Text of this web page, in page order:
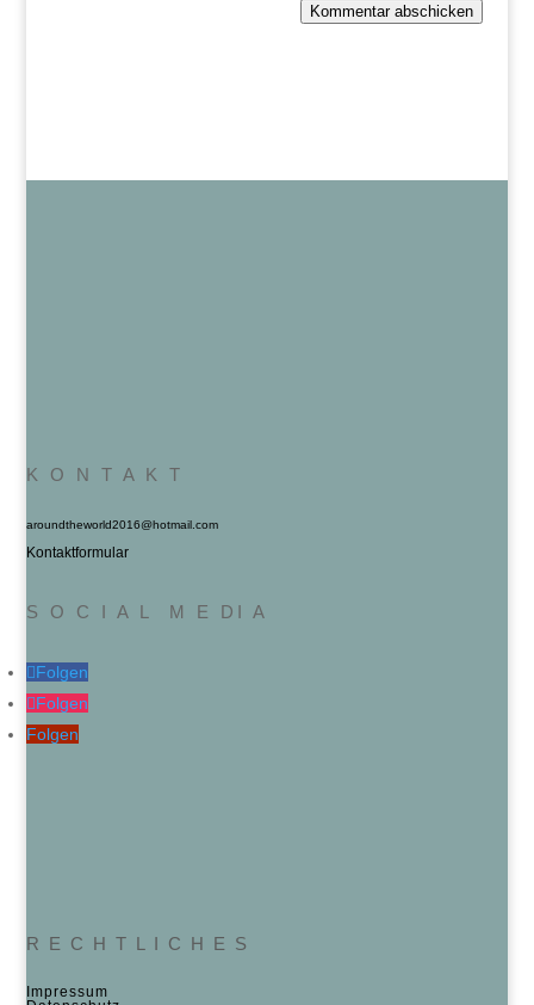
Kommentar abschicken
K O N T A K T
aroundtheworld2016@hotmail.com
Kontaktformular
S O C I A L M E DI A
Folgen
Folgen
Folgen
R E C H T L I C H E S
Impressum